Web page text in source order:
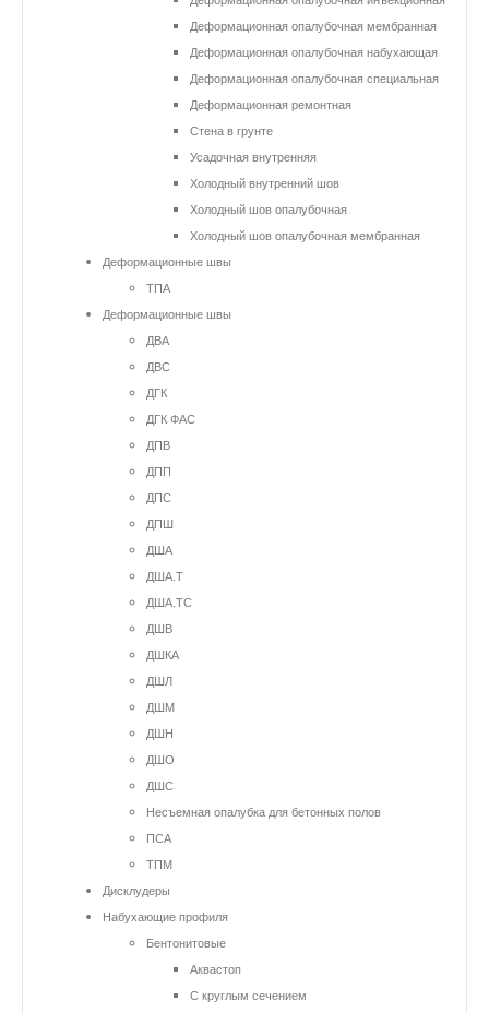
Деформационная опалубочная мембранная
Деформационная опалубочная набухающая
Деформационная опалубочная специальная
Деформационная ремонтная
Стена в грунте
Усадочная внутренняя
Холодный внутренний шов
Холодный шов опалубочная
Холодный шов опалубочная мембранная
Деформационные швы
ТПА
Деформационные швы
ДВА
ДВС
ДГК
ДГК ФАС
ДПВ
ДПП
ДПС
ДПШ
ДША
ДША.Т
ДША.ТС
ДШВ
ДШКА
ДШЛ
ДШМ
ДШН
ДШО
ДШС
Несъемная опалубка для бетонных полов
ПСА
ТПМ
Дисклудеры
Набухающие профиля
Бентонитовые
Аквастоп
С круглым сечением